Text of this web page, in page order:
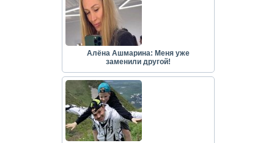
Алёна Ашмарина: Меня уже
заменили другой!